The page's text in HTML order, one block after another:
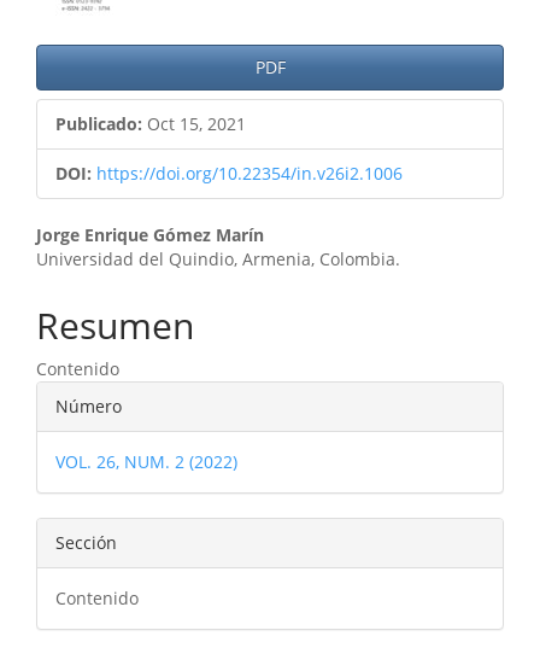
PDF
Publicado: Oct 15, 2021
DOI: https://doi.org/10.22354/in.v26i2.1006
Contenido
principal
del
artículo
Jorge Enrique Gómez Marín
Universidad del Quindio, Armenia, Colombia.
Resumen
Contenido
Detalles
del
artículo
Número
VOL. 26, NUM. 2 (2022)
Sección
Contenido